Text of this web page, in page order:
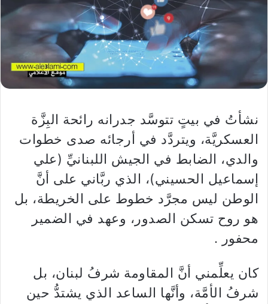
نشأتُ في بيتٍ تتوسَّد جدرانه رائحة البِزَّة
العسكريَّة، ويتردَّد في أرجائه صدى خطوات
والدي، الضابط في الجيش اللبنانيِّ (علي
إسماعيل الحسيني)، الذي ربَّاني على أنَّ
الوطن ليس مجرَّد خطوط على الخريطة، بل
هو روح تسكن الصدور، وعهد في الضمير
محفور .
كان يعلِّمني أنَّ المقاومة شرفُ لبنان، بل
شرفُ الأمَّة، وأنَّها الساعد الذي يشتدُّ حين